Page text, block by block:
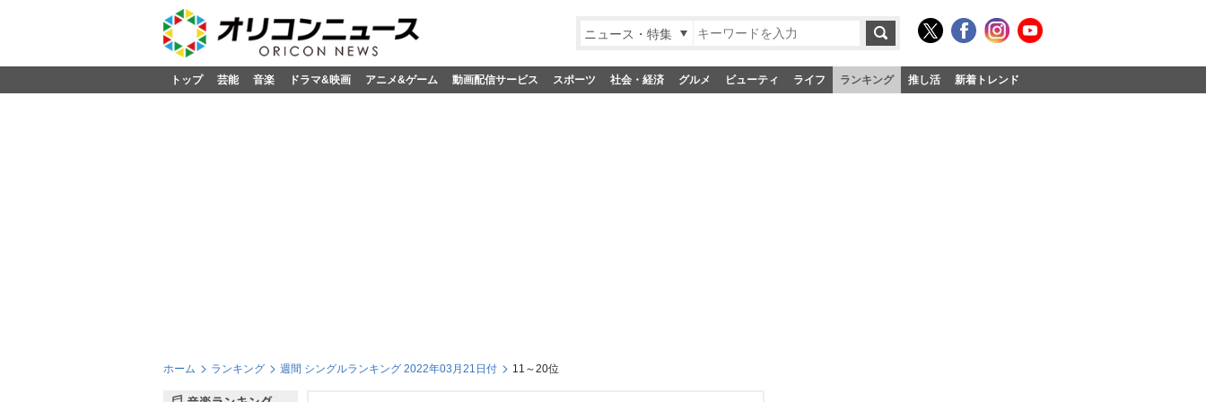
ニュース・特集
トップ 芸能 音楽 ドラマ&映画 アニメ&ゲーム 動画配信サービス スポーツ 社会・経済 グルメ ビューティ ライフ ランキング 推し活 新着トレンド
ホーム ランキング 週間 シングルランキング 2022年03月21日付 11～20位